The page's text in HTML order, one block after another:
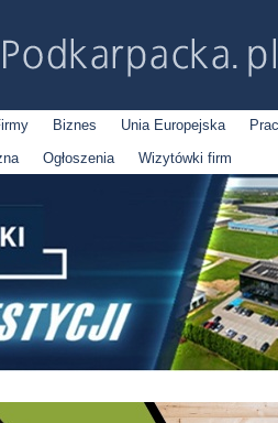
Biznes Unia Europejska
Ogłoszenia Wizytówki firm